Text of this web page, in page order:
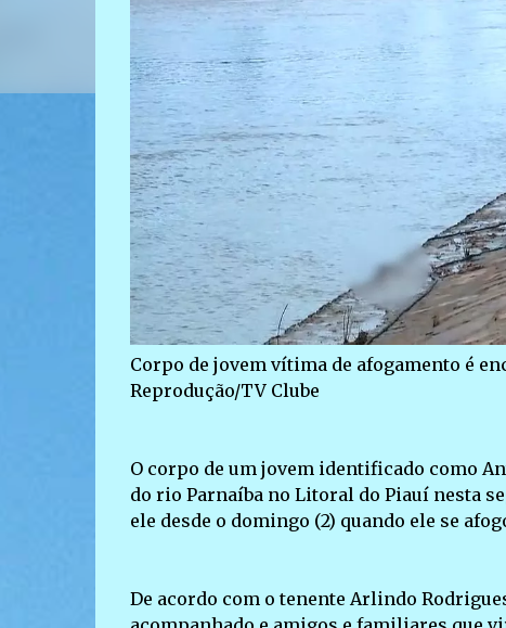
Corpo de jovem vítima de afogamento é
Reprodução/TV Clube
O corpo de um jovem identificado como
do rio Parnaíba no Litoral do Piauí nesta
ele desde o domingo (2) quando ele se
De acordo com o tenente Arlindo